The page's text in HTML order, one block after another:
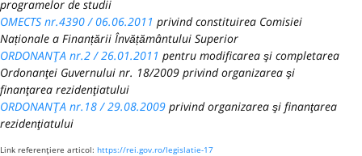
programelor de studii
OMECTS nr.4390 / 06.06.2011 privind constituirea Comisiei
Naționale a Finanțării Învățământului Superior
ORDONANŢA nr.2 / 26.01.2011 pentru modificarea şi completarea
Ordonanţei Guvernului nr. 18/2009 privind organizarea şi
finanţarea rezidenţiatului
ORDONANŢA nr.18 / 29.08.2009 privind organizarea şi finanţarea
rezidenţiatului
Link referenţiere articol: https://rei.gov.ro/legislatie-17